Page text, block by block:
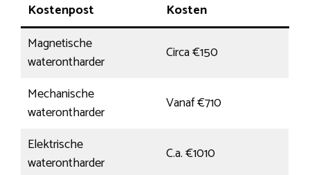
Kostenpost
Kosten
Magnetische
waterontharder
Circa €150
Mechanische
waterontharder
Vanaf €710
Elektrische
waterontharder
C.a. €1010